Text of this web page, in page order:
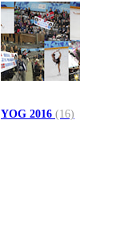
YOG 2016 (16)